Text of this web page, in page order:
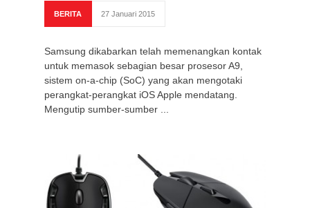
BERITA 27 Januari 2015
Samsung dikabarkan telah memenangkan kontak
untuk memasok sebagian besar prosesor A9,
sistem on-a-chip (SoC) yang akan mengotaki
perangkat-perangkat iOS Apple mendatang.
Mengutip sumber-sumber ...